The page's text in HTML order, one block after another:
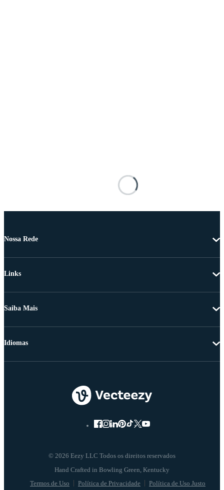
Nossa Rede
Links
Saiba Mais
© 2026 Eezy LLC Todos os direitos reservados
Termos de Uso Política de Privacidade Política de Uso Justo
Idiomas